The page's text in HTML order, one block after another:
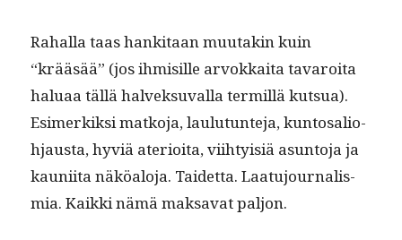
Rahal­la taas han­ki­taan muu­takin kuin
“krääsää” (jos ihmisille arvokkai­ta tavaroi­ta
halu­aa täl­lä halvek­su­val­la ter­mil­lä kut­sua).
Esimerkik­si matko­ja, laulu­tun­te­ja, kun­tos­alio­
h­jaus­ta, hyviä ate­ri­oi­ta, viihty­isiä asun­to­ja ja
kau­ni­ita näköalo­ja. Taidet­ta. Laatu­jour­nal­is­
mia. Kaik­ki nämä mak­sa­vat paljon.